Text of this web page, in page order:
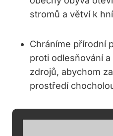
stromů a větví k
Chráníme přírodní
proti odlesňování
zdrojů, abychom
prostředí